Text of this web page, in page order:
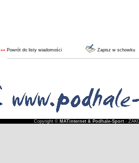
«« Powrót do listy wiadomości Zapisz w schowku
Copyright © MATinternet & Podhale-Sport-